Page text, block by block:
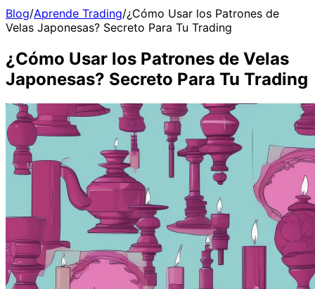
Blog/Aprende Trading/¿Cómo Usar los Patrones de
Velas Japonesas? Secreto Para Tu Trading
¿Cómo Usar los Patrones de Velas
Japonesas? Secreto Para Tu Trading